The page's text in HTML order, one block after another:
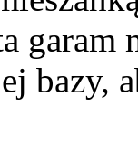
garam
bazy,